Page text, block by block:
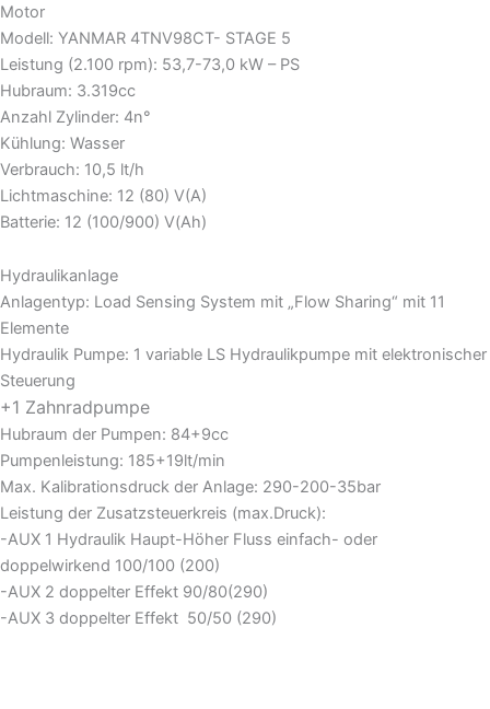
Motor
Modell: YANMAR 4TNV98CT- STAGE 5
Leistung (2.100 rpm): 53,7-73,0 kW – PS
Hubraum: 3.319cc
Anzahl Zylinder: 4n°
Kühlung: Wasser
Verbrauch: 10,5 lt/h
Lichtmaschine: 12 (80) V(A)
Batterie: 12 (100/900) V(Ah)
Hydraulikanlage
Anlagentyp: Load Sensing System mit „Flow Sharing“ mit 11
Elemente
Hydraulik Pumpe: 1 variable LS Hydraulikpumpe mit elektronischer
Steuerung
+1 Zahnradpumpe
Hubraum der Pumpen: 84+9cc
Pumpenleistung: 185+19lt/min
Max. Kalibrationsdruck der Anlage: 290-200-35bar
Leistung der Zusatzsteuerkreis (max.Druck):
-AUX 1 Hydraulik Haupt-Höher Fluss einfach- oder
doppelwirkend 100/100 (200)
-AUX 2 doppelter Effekt 90/80(290)
-AUX 3 doppelter Effekt 50/50 (290)